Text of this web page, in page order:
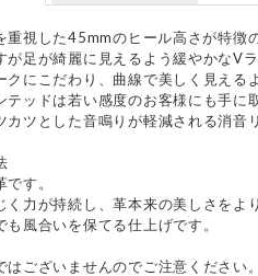
重視した45mmのヒール高さが特徴
が足が綺麗に見えるよう緩やかなV
クにこだわり、曲線で美しく見える
テッドは若い感度のお客様にも手に
カツとした音鳴りが軽減される消音
す。
く力が持続し、革本来の美しさをよ
も風合いを保てる仕上げです。
ございませんのでご注意ください。